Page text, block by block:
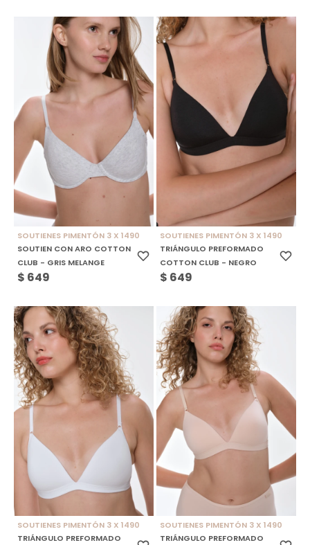
SOUTIENES PIMENTÓN 3 X 1490
SOUTIEN CON ARO COTTON
CLUB - GRIS MELANGE
$ 649
SOUTIENES PIMENTÓN 3 X 1490
TRIÁNGULO PREFORMADO
COTTON CLUB - NEGRO
$ 649
SOUTIENES PIMENTÓN 3 X 1490
TRIÁNGULO PREFORMADO
SOUTIENES PIMENTÓN 3 X 1490
TRIÁNGULO PREFORMADO